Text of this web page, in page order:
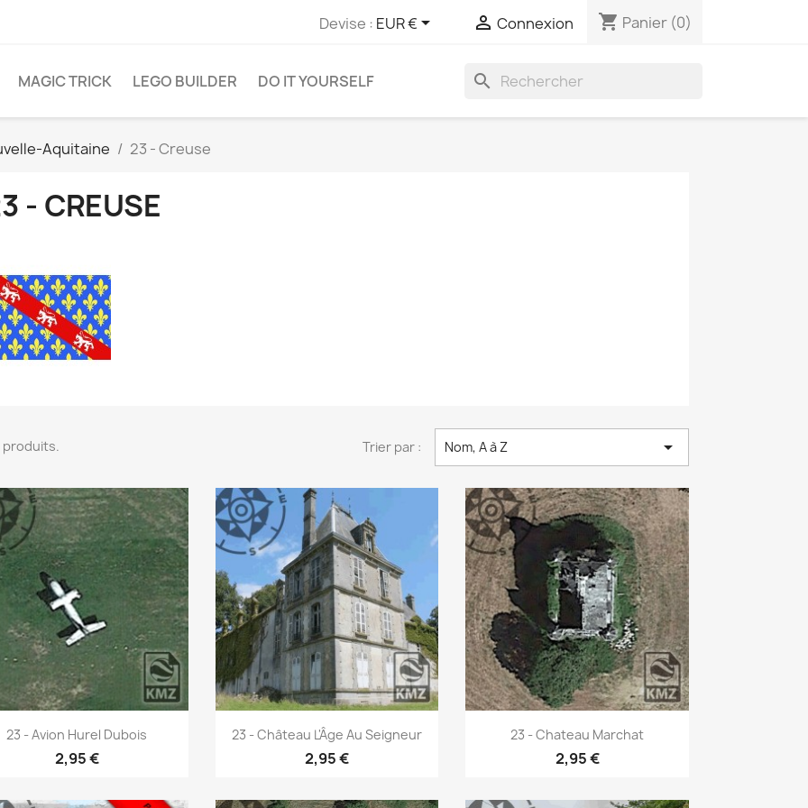
Devise : EUR €  Connexion shopping_cart Panier (0)
MAGIC TRICK LEGO BUILDER DO IT YOURSELF search
Aquitaine 23 - Creuse
- CREUSE
produits. Trier par : Nom, A à Z 
Aperçu rapide
23 - Avion Hurel Dubois
2,95 €
Aperçu rapide
23 - Château L'Âge Au Seigneur
2,95 €
Aperçu rapide
23 - Chateau Marchat
2,95 €